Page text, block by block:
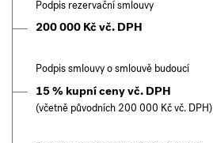
Podpis rezervační smlouvy
200 000 Kč vč. DPH
Podpis smlouvy o smlouvě budoucí
15 % kupní ceny vč. DPH
(včetně původních 200 000 Kč vč. DPH)